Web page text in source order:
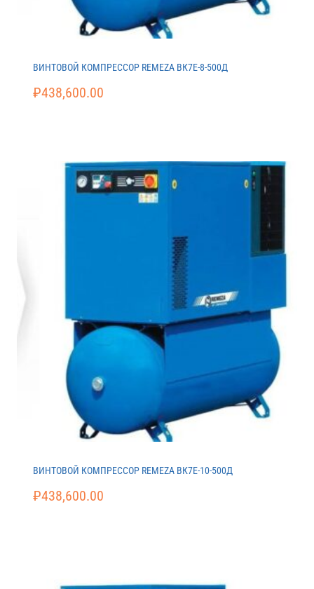
ВИНТОВОЙ КОМПРЕССОР REMEZA ВК7E-8-500Д
₽438,600.00
ВИНТОВОЙ КОМПРЕССОР REMEZA ВК7E-10-500Д
₽438,600.00